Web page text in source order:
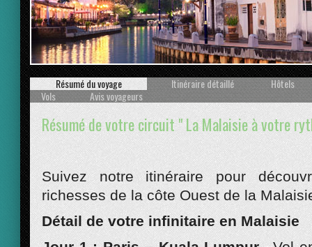
Prev
Résumé du voyage Itinéraire détaillé
Hôtels
Vols
Avis voyageurs
Résumé de votre circuit " La Malaisie à votre
Suivez notre itinéraire pour
richesses de la côte Ouest de la
Détail de votre infinitaire en Malaisie